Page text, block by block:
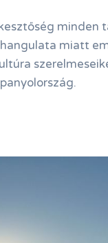
minden
miatt